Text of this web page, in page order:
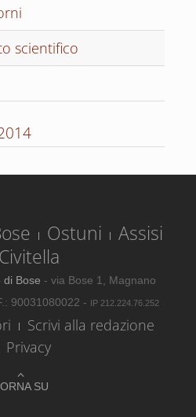
scientifico
SU
Ostuni
Assisi
Civitella
di Bose - via Bose 1, Magnano
90031080022 - IP 212.224.76.252
Scrivi alla redazione
Privacy